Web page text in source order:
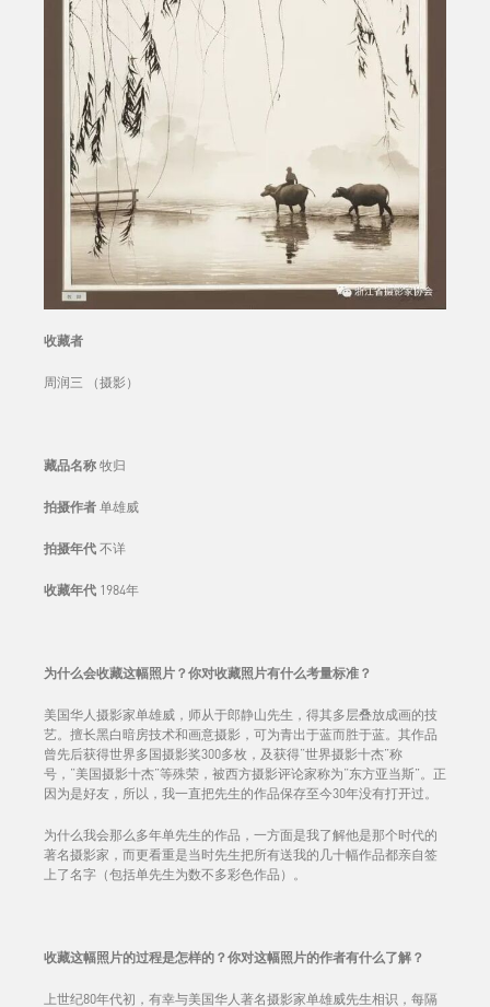
收藏者
周润三 （摄影）
藏品名称 牧归
拍摄作者 单雄威
拍摄年代 不详
收藏年代 1984年
为什么会收藏这幅照片？你对收藏照片有什么考量标准？
美国华人摄影家单雄威，师从于郎静山先生，得其多层叠放成画的技
艺。擅长黑白暗房技术和画意摄影，可为青出于蓝而胜于蓝。其作品
曾先后获得世界多国摄影奖300多枚，及获得“世界摄影十杰”称
号，“美国摄影十杰”等殊荣，被西方摄影评论家称为“东方亚当斯”。正
因为是好友，所以，我一直把先生的作品保存至今30年没有打开过。
为什么我会那么多年单先生的作品，一方面是我了解他是那个时代的
著名摄影家，而更看重是当时先生把所有送我的几十幅作品都亲自签
上了名字（包括单先生为数不多彩色作品）。
收藏这幅照片的过程是怎样的？你对这幅照片的作者有什么了解？
上世纪80年代初，有幸与美国华人著名摄影家单雄威先生相识，每隔